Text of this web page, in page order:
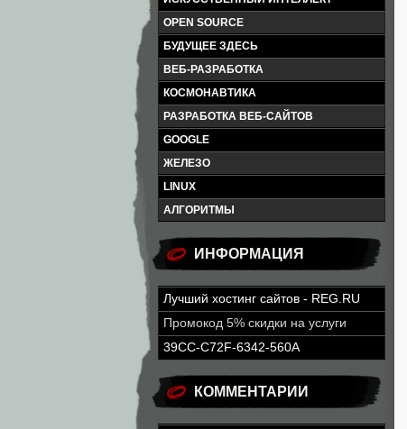
OPEN SOURCE
БУДУЩЕЕ ЗДЕСЬ
ВЕБ-РАЗРАБОТКА
КОСМОНАВТИКА
РАЗРАБОТКА ВЕБ-САЙТОВ
GOOGLE
ЖЕЛЕЗО
LINUX
АЛГОРИТМЫ
ИНФОРМАЦИЯ
Лучший хостинг сайтов - REG.RU
Промокод 5% скидки на услуги
39CC-C72F-6342-560A
КОММЕНТАРИИ